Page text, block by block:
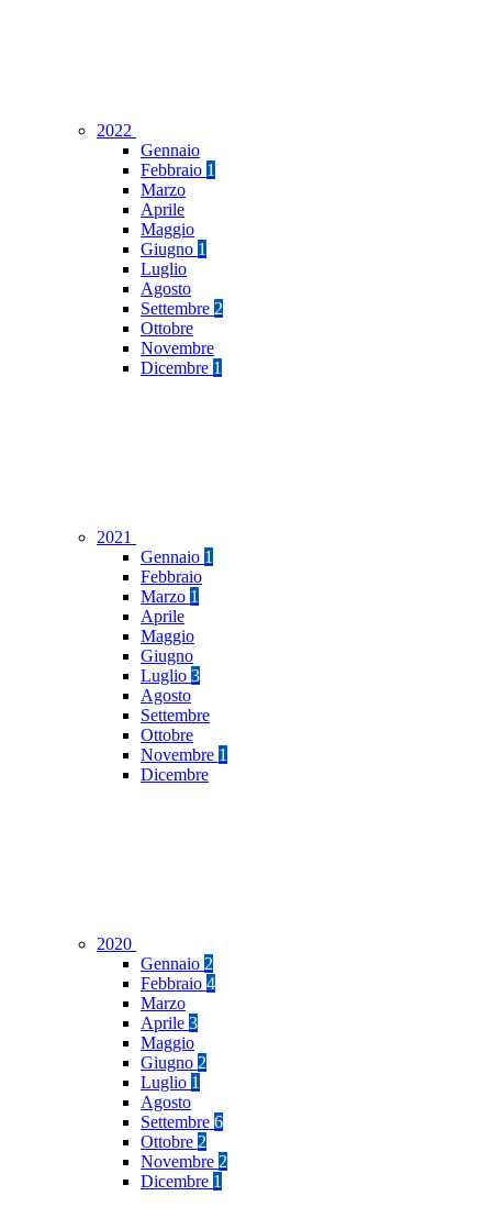
2022
Gennaio
Febbraio 1
Marzo
Aprile
Maggio
Giugno 1
Luglio
Agosto
Settembre 2
Ottobre
Novembre
Dicembre 1
2021
Gennaio 1
Febbraio
Marzo 1
Aprile
Maggio
Giugno
Luglio 3
Agosto
Settembre
Ottobre
Novembre 1
Dicembre
2020
Gennaio 2
Febbraio 4
Marzo
Aprile 3
Maggio
Giugno 2
Luglio 1
Agosto
Settembre 6
Ottobre 2
Novembre 2
Dicembre 1